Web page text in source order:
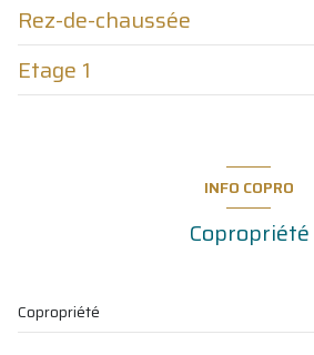
terrasse
Rez-de-chaussée
entrée
Etage 1
INFO COPRO
Copropriété
Copropriété